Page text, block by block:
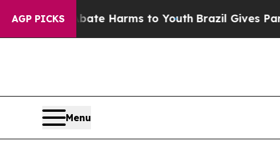
AGP PICKS
Abate Harms to YouthBrazil Gives Parents
Menu